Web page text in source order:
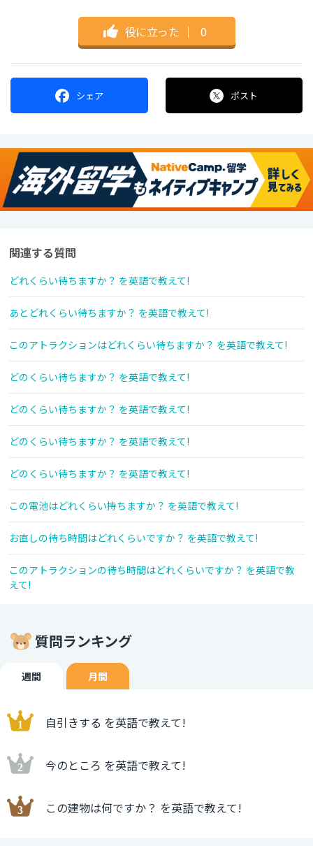
役に立った ｜ 0
シェア ポスト
関連する質問
どれくらい待ちますか？ を英語で教えて!
あとどれくらい待ちますか？ を英語で教えて!
このアトラクションはどれくらい待ちますか？ を英語で教えて!
どのくらい待ちますか？ を英語で教えて!
どのくらい待ちますか？ を英語で教えて!
どのくらい待ちますか？ を英語で教えて!
どのくらい待ちますか？ を英語で教えて!
この電池はどれくらい持ちますか？ を英語で教えて!
お直しの待ち時間はどれくらいですか？ を英語で教えて!
このアトラクションの待ち時間はどれくらいですか？ を英語で教
えて!
質問ランキング
週間 月間
自引きする を英語で教えて!
今のところ を英語で教えて!
この建物は何ですか？ を英語で教えて!